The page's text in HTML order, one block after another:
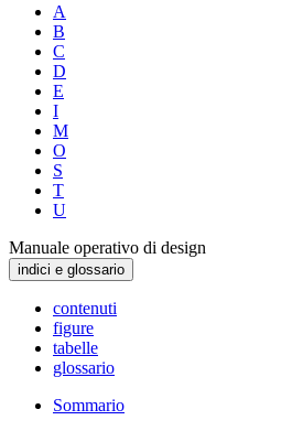
A
B
C
D
E
I
M
O
S
T
U
Manuale operativo di design
indici e glossario
contenuti
figure
tabelle
glossario
Sommario